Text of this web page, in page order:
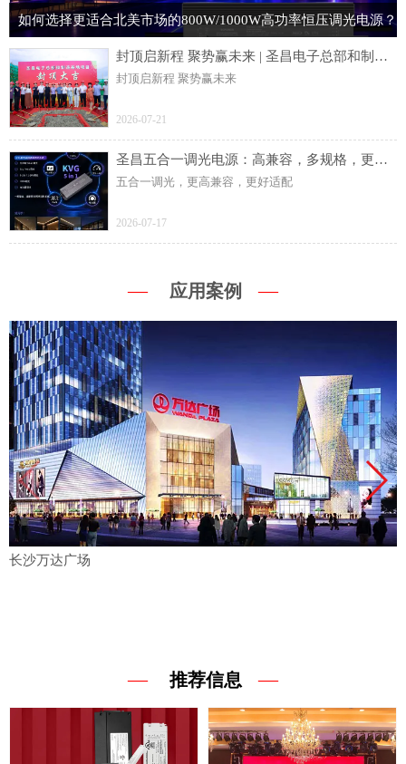
如何选择更适合北美市场的800W/1000W高功率恒压调光电源？
封顶启新程 聚势赢未来 | 圣昌电子总部和制造基地项目主体结构顺利封顶
封顶启新程 聚势赢未来
2026-07-21
圣昌五合一调光电源：高兼容，多规格，更灵活
五合一调光，更高兼容，更好适配
2026-07-17
— 应用案例 —
长沙万达广场
— 推荐信息 —